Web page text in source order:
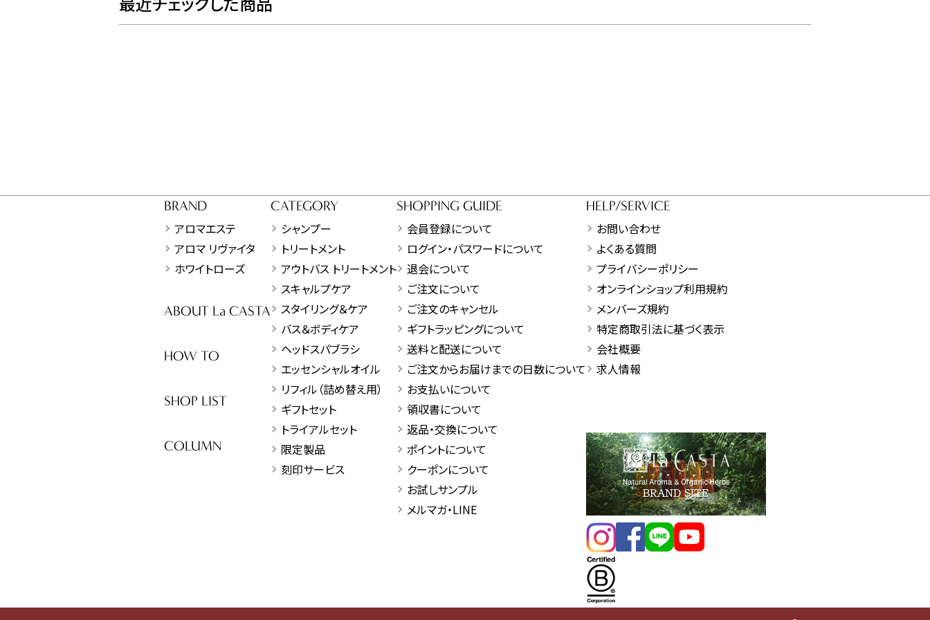
BRAND
アロマエステ
アロマ リヴァイタ
ホワイトローズ
ABOUT La CASTA
HOW TO
SHOP LIST
COLUMN
CATEGORY
シャンプー
トリートメント
アウトバス トリートメント
スキャルプケア
スタイリング＆ケア
バス＆ボディケア
ヘッドスパブラシ
エッセンシャルオイル
リフィル（詰め替え用）
ギフトセット
トライアルセット
限定製品
刻印サービス
SHOPPING GUIDE
会員登録について
ログイン・パスワードについて
退会について
ご注文について
ご注文のキャンセル
ギフトラッピングについて
送料と配送について
ご注文からお届けまでの日数について
お支払いについて
領収書について
返品・交換について
ポイントについて
クーポンについて
お試しサンプル
メルマガ・LINE
HELP/SERVICE
お問い合わせ
よくある質問
プライバシーポリシー
オンラインショップ利用規約
メンバーズ規約
特定商取引法に基づく表示
会社概要
求人情報